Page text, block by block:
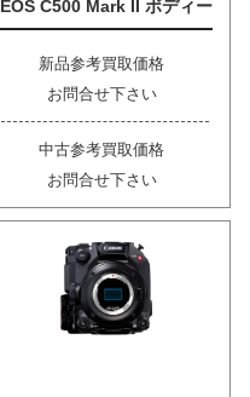
EOS C500 Mark II ボディー
新品参考買取価格
お問合せ下さい
中古参考買取価格
お問合せ下さい